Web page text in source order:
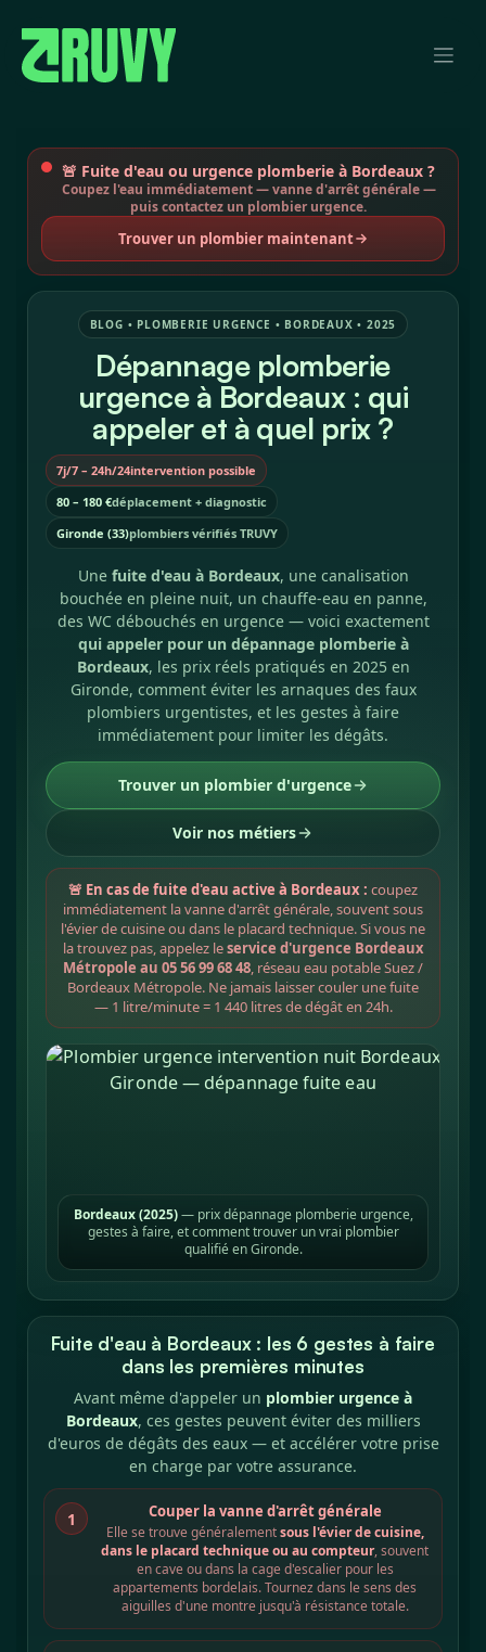
🚨 Fuite d'eau ou urgence plomberie à Bordeaux ?
Coupez l'eau immédiatement — vanne d'arrêt générale —
puis contactez un plombier urgence.
Trouver un plombier maintenant
BLOG • PLOMBERIE URGENCE • BORDEAUX • 2025
Dépannage plomberie
urgence à Bordeaux : qui
appeler et à quel prix ?
7j/7 – 24h/24intervention possible
80 – 180 €déplacement + diagnostic
Gironde (33)plombiers vérifiés TRUVY
Une fuite d'eau à Bordeaux, une canalisation
bouchée en pleine nuit, un chauffe-eau en panne,
des WC débouchés en urgence — voici exactement
qui appeler pour un dépannage plomberie à
Bordeaux, les prix réels pratiqués en 2025 en
Gironde, comment éviter les arnaques des faux
plombiers urgentistes, et les gestes à faire
immédiatement pour limiter les dégâts.
Trouver un plombier d'urgence
Voir nos métiers
🚨 En cas de fuite d'eau active à Bordeaux : coupez
immédiatement la vanne d'arrêt générale, souvent sous
l'évier de cuisine ou dans le placard technique. Si vous ne
la trouvez pas, appelez leservice d'urgence Bordeaux
Métropole au 05 56 99 68 48, réseau eau potable Suez /
Bordeaux Métropole. Ne jamais laisser couler une fuite
— 1 litre/minute = 1 440 litres de dégât en 24h.
Bordeaux (2025)— prix dépannage plomberie urgence,
gestes à faire, et comment trouver un vrai plombier
qualifié en Gironde.
Fuite d'eau à Bordeaux : les 6 gestes à faire
dans les premières minutes
Avant même d'appeler un plombier urgence à
Bordeaux, ces gestes peuvent éviter des milliers
d'euros de dégâts des eaux — et accélérer votre prise
en charge par votre assurance.
1 Couper la vanne d'arrêt générale
Elle se trouve généralementsous l'évier de cuisine,
dans le placard technique ou au compteur, souvent
en cave ou dans la cage d'escalier pour les
appartements bordelais. Tournez dans le sens des
aiguilles d'une montre jusqu'à résistance totale.